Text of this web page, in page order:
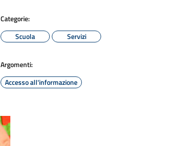
Categorie:
Scuola
Servizi
Argomenti:
Accesso all'informazione